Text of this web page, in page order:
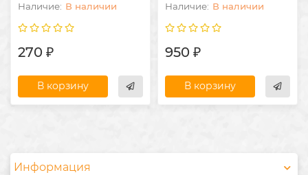
В наличии
270 ₽
В корзину
В наличии
950 ₽
В корзину
Информация